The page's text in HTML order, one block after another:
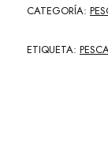
CATEGORÍA:
ETIQUETA: